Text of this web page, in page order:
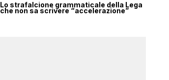
Lo strafalcione grammaticale della Lega
che non sa scrivere “accelerazione”